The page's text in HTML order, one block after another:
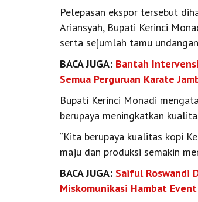
Pelepasan ekspor tersebut
Ariansyah, Bupati Kerinci
serta sejumlah tamu
BACA JUGA: Bantah
Semua Perguruan Karate
Bupati Kerinci Monadi
berupaya meningkatkan
“Kita berupaya kualitas kopi
maju dan produksi semakin
BACA JUGA: Saiful Roswandi
Miskomunikasi Hambat